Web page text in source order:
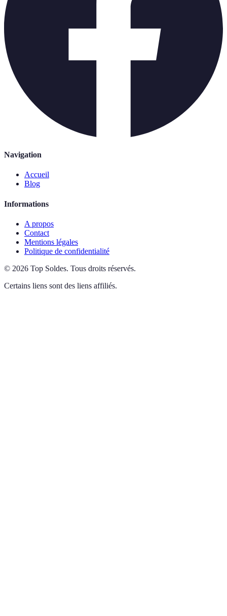
Navigation
Accueil
Blog
Informations
A propos
Contact
Mentions légales
Politique de confidentialité
© 2026 Top Soldes. Tous droits réservés.
Certains liens sont des liens affiliés.